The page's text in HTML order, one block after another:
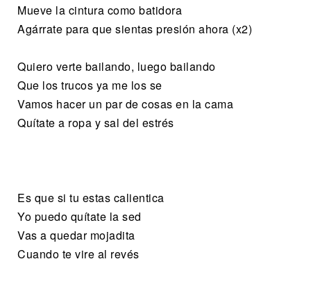
Mueve la cintura como batidora
Agárrate para que sientas presión ahora (x2)
Quiero verte bailando, luego bailando
Que los trucos ya me los se
Vamos hacer un par de cosas en la cama
Quítate a ropa y sal del estrés
Es que si tu estas calientica
Yo puedo quítate la sed
Vas a quedar mojadita
Cuando te vire al revés